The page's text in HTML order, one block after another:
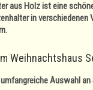
aus Holzist eine
in verschiedenen
Weihnachtshaus
Auswahl an